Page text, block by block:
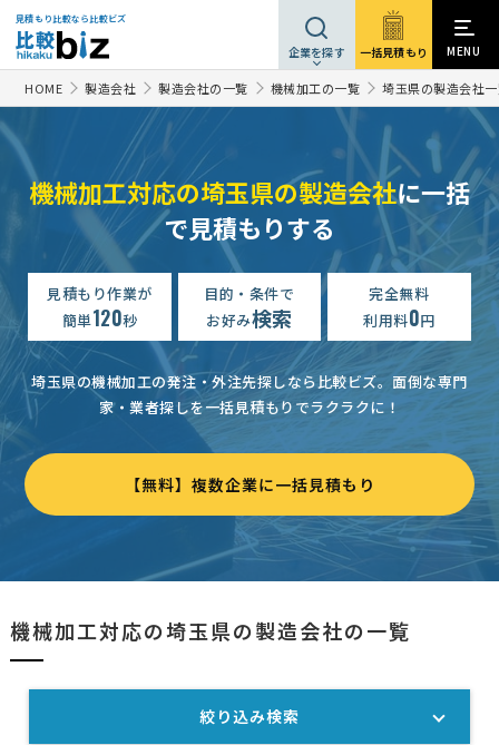
見積もり比較なら比較ビズ
企業を探す 一括見積もり MENU
HOME 製造会社 製造会社の一覧 機械加工の一覧 埼玉県の製造会社
機械加工対応の埼玉県の製造会社に一括
で見積もりする
見積もり作業が
簡単120秒
目的・条件で
お好み検索
完全無料
利用料0円
埼玉県の機械加工の発注・外注先探しなら比較ビズ。 面倒な専門
家・業者探しを一括見積もりでラクラクに！
【無料】複数企業に一括見積もり
機械加工対応の埼玉県の製造会社の一覧
絞り込み検索